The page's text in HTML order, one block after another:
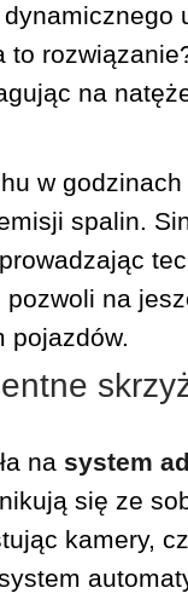
to
na
w
spalin.
na
pojazdów.
na system
się ze
kamery,